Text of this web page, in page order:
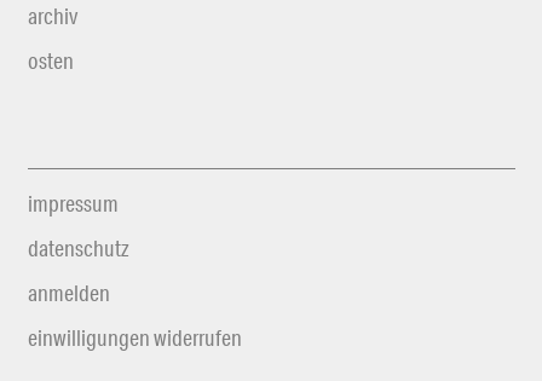
archiv
osten
impressum
datenschutz
anmelden
einwilligungen widerrufen